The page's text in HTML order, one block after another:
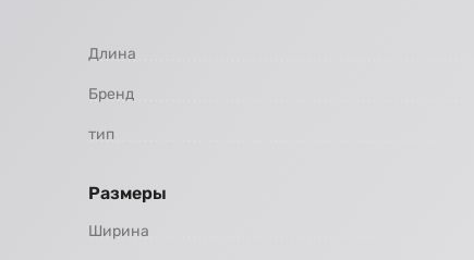
Длина
Бренд
тип
Размеры
Ширина